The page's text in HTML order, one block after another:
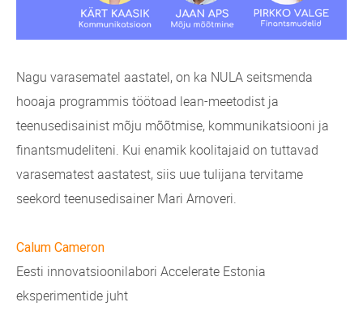
Nagu varasematel aastatel, on ka NULA seitsmenda
hooaja programmis töötoad lean-meetodist ja
teenusedisainist mõju mõõtmise, kommunikatsiooni ja
finantsmudeliteni. Kui enamik koolitajaid on tuttavad
varasematest aastatest, siis uue tulijana tervitame
seekord teenusedisainer Mari Arnoveri.
Calum Cameron
Eesti innovatsioonilabori Accelerate Estonia
eksperimentide juht